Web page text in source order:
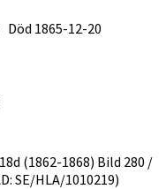
Död 1865-12-20
(1862-1868) Bild 280 /
SE/HLA/1010219)